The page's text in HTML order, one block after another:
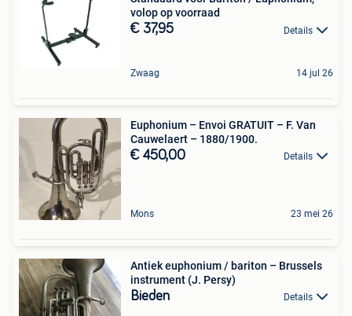
volop op voorraad
€ 37,95 Details
Zwaag 14 jul 26
Euphonium – Envoi GRATUIT – F. Van
Cauwelaert – 1880/1900.
€ 450,00 Details
Mons 23 mei 26
Antiek euphonium / bariton – Brussels
instrument (J. Persy)
Bieden Details